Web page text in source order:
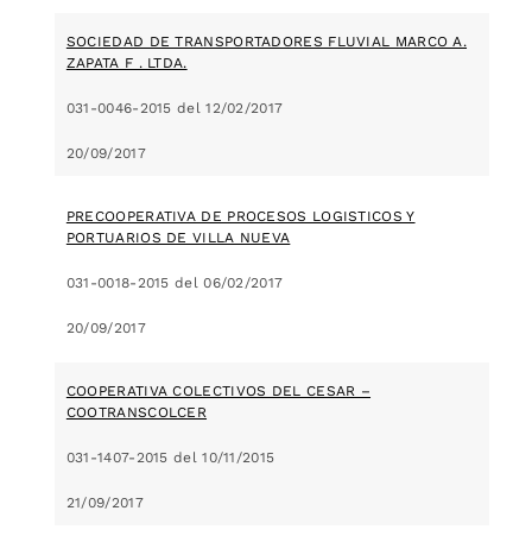
SOCIEDAD DE TRANSPORTADORES FLUVIAL MARCO A.
ZAPATA F . LTDA.
031-0046-2015 del 12/02/2017
20/09/2017
PRECOOPERATIVA DE PROCESOS LOGISTICOS Y
PORTUARIOS DE VILLA NUEVA
031-0018-2015 del 06/02/2017
20/09/2017
COOPERATIVA COLECTIVOS DEL CESAR –
COOTRANSCOLCER
031-1407-2015 del 10/11/2015
21/09/2017